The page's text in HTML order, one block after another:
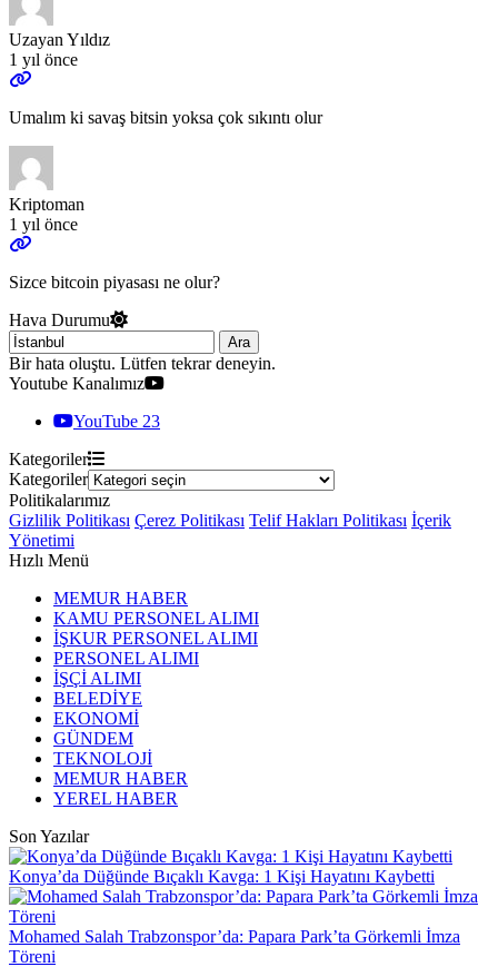
Uzayan Yıldız
1 yıl önce
Umalım ki savaş bitsin yoksa çok sıkıntı olur
Kriptoman
1 yıl önce
Sizce bitcoin piyasası ne olur?
Hava Durumu
Ara
Bir hata oluştu. Lütfen tekrar deneyin.
Youtube Kanalımız
YouTube 23
Kategoriler
Kategoriler
Politikalarımız
Gizlilik Politikası Çerez Politikası Telif Hakları Politikası İçerik
Yönetimi
Hızlı Menü
MEMUR HABER
KAMU PERSONEL ALIMI
İŞKUR PERSONEL ALIMI
PERSONEL ALIMI
İŞÇİ ALIMI
BELEDİYE
EKONOMİ
GÜNDEM
TEKNOLOJİ
MEMUR HABER
YEREL HABER
Son Yazılar
Konya’da Düğünde Bıçaklı Kavga: 1 Kişi Hayatını Kaybetti
Mohamed Salah Trabzonspor’da: Papara Park’ta Görkemli İmza
Töreni